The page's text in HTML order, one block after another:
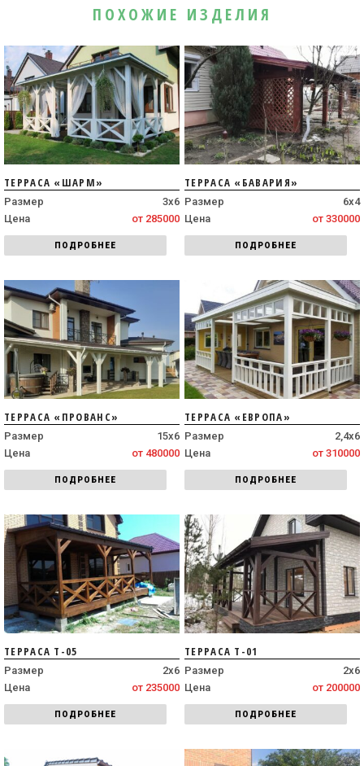
ПОХОЖИЕ ИЗДЕЛИЯ
ТЕРРАСА «ШАРМ»
Размер
3х6
Цена
от 285000
ПОДРОБНЕЕ
ТЕРРАСА «БАВАРИЯ»
Размер
6х4
Цена
от 330000
ПОДРОБНЕЕ
ТЕРРАСА «ПРОВАНС»
Размер
15х6
Цена
от 480000
ПОДРОБНЕЕ
ТЕРРАСА «ЕВРОПА»
Размер
2,4х6
Цена
от 310000
ПОДРОБНЕЕ
ТЕРРАСА Т-05
Размер
2х6
Цена
от 235000
ПОДРОБНЕЕ
ТЕРРАСА Т-01
Размер
2х6
Цена
от 200000
ПОДРОБНЕЕ